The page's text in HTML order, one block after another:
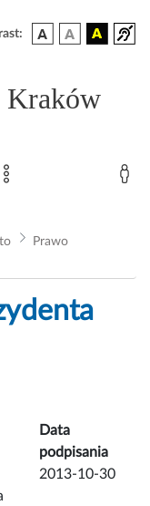
Kraków
Prawo
Data
podpisania
2013-10-30